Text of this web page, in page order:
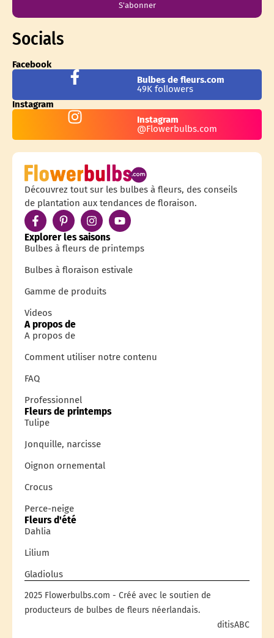
S'abonner
Socials
Facebook
Bulbes de fleurs.com
49K followers
Instagram
Instagram
@Flowerbulbs.com
Découvrez tout sur les bulbes à fleurs, des conseils
de plantation aux tendances de floraison.
Explorer les saisons
Bulbes à fleurs de printemps
Bulbes à floraison estivale
Gamme de produits
Videos
A propos de
A propos de
Comment utiliser notre contenu
FAQ
Professionnel
Fleurs de printemps
Tulipe
Jonquille, narcisse
Oignon ornemental
Crocus
Perce-neige
Fleurs d'été
Dahlia
Lilium
Gladiolus
2025 Flowerbulbs.com - Créé avec le soutien de
producteurs de bulbes de fleurs néerlandais.
ditisABC